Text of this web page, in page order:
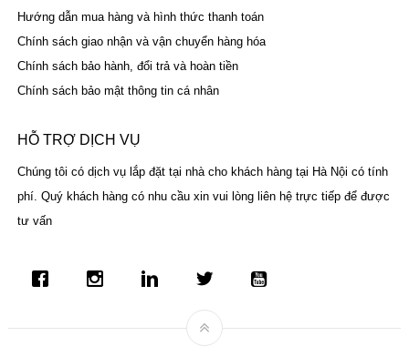
Hướng dẫn mua hàng và hình thức thanh toán
Chính sách giao nhận và vận chuyển hàng hóa
Chính sách bảo hành, đổi trả và hoàn tiền
Chính sách bảo mật thông tin cá nhân
HỖ TRỢ DỊCH VỤ
Chúng tôi có dịch vụ lắp đặt tại nhà cho khách hàng tại Hà Nội có tính
phí. Quý khách hàng có nhu cầu xin vui lòng liên hệ trực tiếp để được
tư vấn